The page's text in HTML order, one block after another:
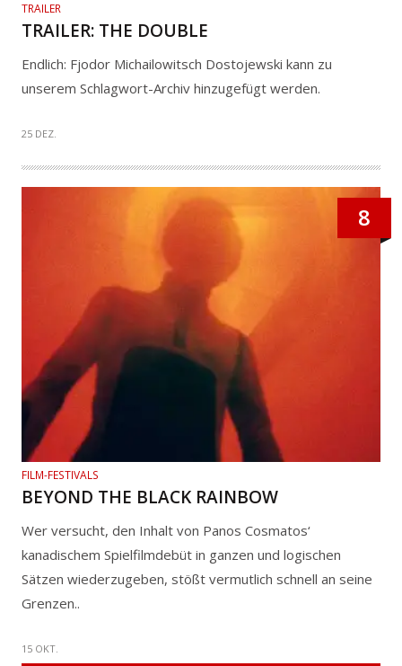
TRAILER
TRAILER: THE DOUBLE
Endlich: Fjodor Michailowitsch Dostojewski kann zu
unserem Schlagwort-Archiv hinzugefügt werden.
25 DEZ.
8
FILM-FESTIVALS
BEYOND THE BLACK RAINBOW
Wer versucht, den Inhalt von Panos Cosmatos‘
kanadischem Spielfilmdebüt in ganzen und logischen
Sätzen wiederzugeben, stößt vermutlich schnell an seine
Grenzen..
15 OKT.